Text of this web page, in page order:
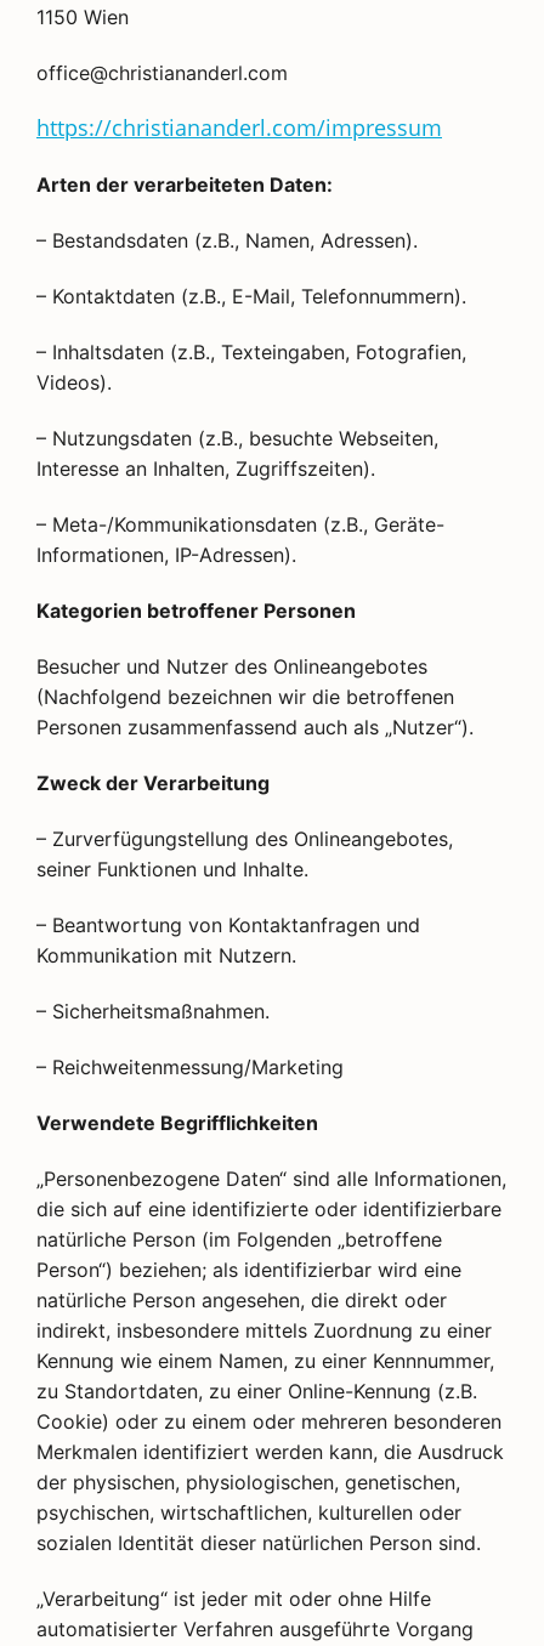
1150 Wien
office@christiananderl.com
https://christiananderl.com/impressum
Arten der verarbeiteten Daten:
– Bestandsdaten (z.B., Namen, Adressen).
– Kontaktdaten (z.B., E-Mail, Telefonnummern).
– Inhaltsdaten (z.B., Texteingaben, Fotografien,
Videos).
– Nutzungsdaten (z.B., besuchte Webseiten,
Interesse an Inhalten, Zugriffszeiten).
– Meta-/Kommunikationsdaten (z.B., Geräte-
Informationen, IP-Adressen).
Kategorien betroffener Personen
Besucher und Nutzer des Onlineangebotes
(Nachfolgend bezeichnen wir die betroffenen
Personen zusammenfassend auch als „Nutzer“).
Zweck der Verarbeitung
– Zurverfügungstellung des Onlineangebotes,
seiner Funktionen und Inhalte.
– Beantwortung von Kontaktanfragen und
Kommunikation mit Nutzern.
– Sicherheitsmaßnahmen.
– Reichweitenmessung/Marketing
Verwendete Begrifflichkeiten
„Personenbezogene Daten“ sind alle Informationen,
die sich auf eine identifizierte oder identifizierbare
natürliche Person (im Folgenden „betroffene
Person“) beziehen; als identifizierbar wird eine
natürliche Person angesehen, die direkt oder
indirekt, insbesondere mittels Zuordnung zu einer
Kennung wie einem Namen, zu einer Kennnummer,
zu Standortdaten, zu einer Online-Kennung (z.B.
Cookie) oder zu einem oder mehreren besonderen
Merkmalen identifiziert werden kann, die Ausdruck
der physischen, physiologischen, genetischen,
psychischen, wirtschaftlichen, kulturellen oder
sozialen Identität dieser natürlichen Person sind.
„Verarbeitung“ ist jeder mit oder ohne Hilfe
automatisierter Verfahren ausgeführte Vorgang